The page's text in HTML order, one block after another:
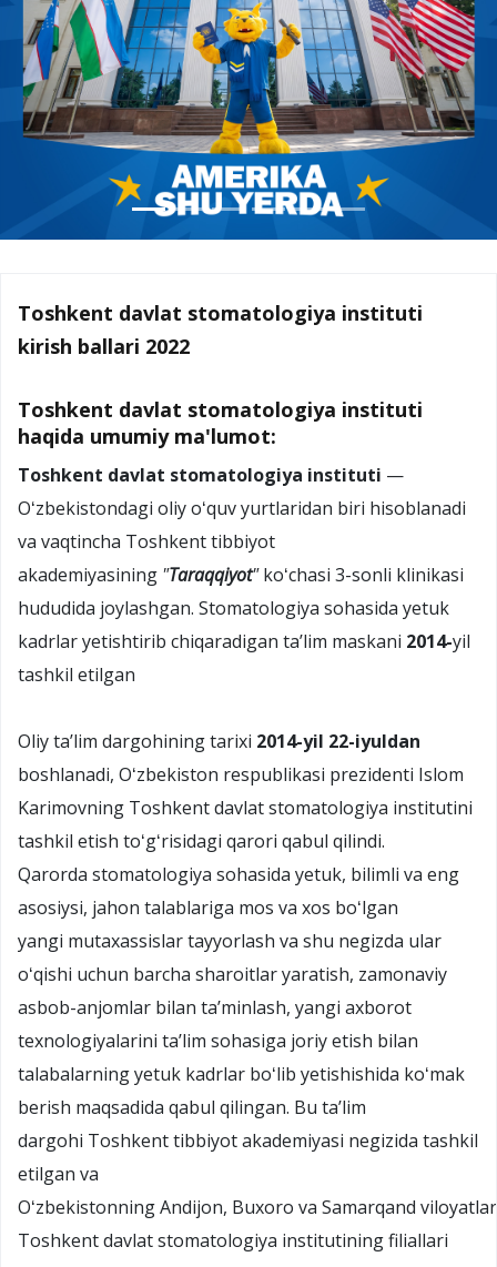
Toshkent davlat stomatologiya instituti
kirish ballari 2022
Toshkent davlat stomatologiya instituti
haqida umumiy ma'lumot:
Toshkent davlat stomatologiya instituti —
Oʻzbekistondagi oliy oʻquv yurtlaridan biri hisoblanadi
va vaqtincha Toshkent tibbiyot
akademiyasining "Taraqqiyot"koʻchasi 3-sonli klinikasi
hududida joylashgan. Stomatologiya sohasida yetuk
kadrlar yetishtirib chiqaradigan taʼlim maskani 2014-yil
tashkil etilgan
Oliy taʼlim dargohining tarixi 2014-yil 22-iyuldan
boshlanadi, Oʻzbekiston respublikasi prezidenti Islom
Karimovning Toshkent davlat stomatologiya institutini
tashkil etish toʻgʻrisidagi qarori qabul qilindi.
Qarorda stomatologiya sohasida yetuk, bilimli va eng
asosiysi, jahon talablariga mos va xos boʻlgan
yangi mutaxassislar tayyorlash va shu negizda ular
oʻqishi uchun barcha sharoitlar yaratish, zamonaviy
asbob-anjomlar bilan taʼminlash, yangi axborot
texnologiyalarini taʼlim sohasiga joriy etish bilan
talabalarning yetuk kadrlar boʻlib yetishishida koʻmak
berish maqsadida qabul qilingan. Bu taʼlim
dargohi Toshkent tibbiyot akademiyasi negizida tashkil
etilgan va
Oʻzbekistonning Andijon, Buxoro va Samarqand
Toshkent davlat stomatologiya institutining filiallari